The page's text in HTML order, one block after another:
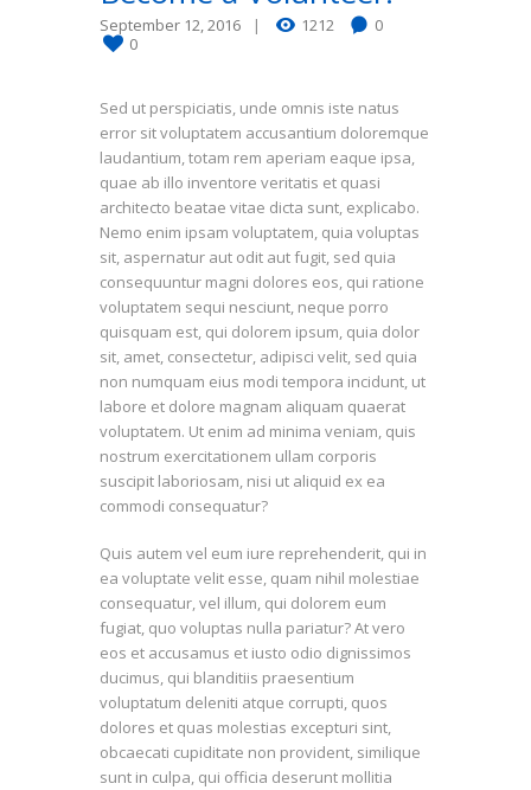
September 12, 2016 1212
0
0
Sed ut perspiciatis, unde omnis iste natus
error sit voluptatem accusantium doloremque
laudantium, totam rem aperiam eaque ipsa,
quae ab illo inventore veritatis et quasi
architecto beatae vitae dicta sunt, explicabo.
Nemo enim ipsam voluptatem, quia voluptas
sit, aspernatur aut odit aut fugit, sed quia
consequuntur magni dolores eos, qui ratione
voluptatem sequi nesciunt, neque porro
quisquam est, qui dolorem ipsum, quia dolor
sit, amet, consectetur, adipisci velit, sed quia
non numquam eius modi tempora incidunt, ut
labore et dolore magnam aliquam quaerat
voluptatem. Ut enim ad minima veniam, quis
nostrum exercitationem ullam corporis
suscipit laboriosam, nisi ut aliquid ex ea
commodi consequatur?
Quis autem vel eum iure reprehenderit, qui in
ea voluptate velit esse, quam nihil molestiae
consequatur, vel illum, qui dolorem eum
fugiat, quo voluptas nulla pariatur? At vero
eos et accusamus et iusto odio dignissimos
ducimus, qui blanditiis praesentium
voluptatum deleniti atque corrupti, quos
dolores et quas molestias excepturi sint,
obcaecati cupiditate non provident, similique
sunt in culpa, qui officia deserunt mollitia